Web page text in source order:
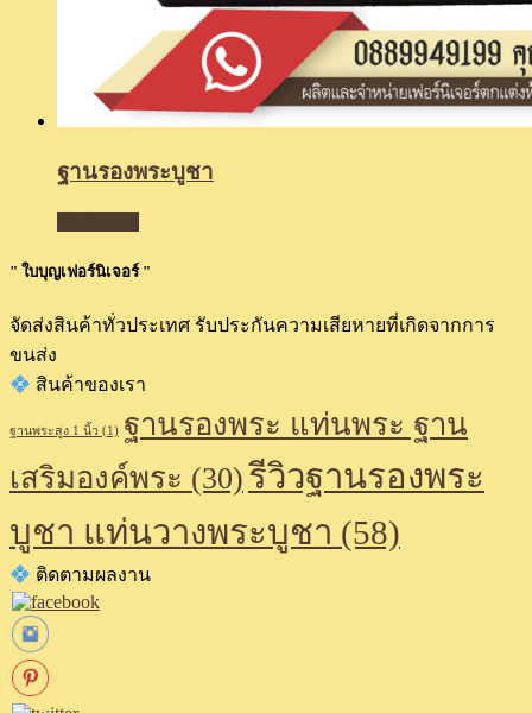
ฐานรองพระบูชา
" ใบบุญเฟอร์นิเจอร์ "
จัดส่งสินค้าทั่วประเทศ รับประกันความเสียหายที่เกิดจากการ
ขนส่ง
สินค้าของเรา
ฐานพระสูง 1 นิ้ว (1) ฐานรองพระ แท่นพระ ฐาน
เสริมองค์พระ (30)รีวิวฐานรองพระ
บูชา แท่นวางพระบูชา (58)
ติดตามผลงาน